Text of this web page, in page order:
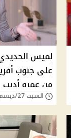
لميس
على جنوب
من عمرو أديب
السبت 27/ديسمبر/2025 - 09:23 ص